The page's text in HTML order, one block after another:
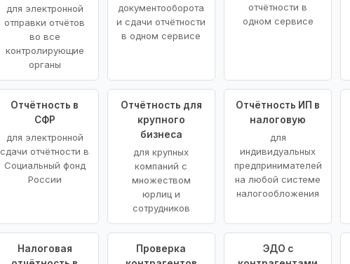
для электронной
отправки отчётов
во все
контролирующие
органы
документооборота
и сдачи отчётности
в одном сервисе
отчётности в
одном сервисе
Отчётность в
СФР
для электронной
сдачи отчётности в
Социальный фонд
России
Отчётность для
крупного
бизнеса
для крупных
компаний с
множеством
юрлиц и
сотрудников
Отчётность ИП в
налоговую
для
индивидуальных
предпринимателей
на любой системе
налогообложения
Налоговая
Проверка
ЭДО с